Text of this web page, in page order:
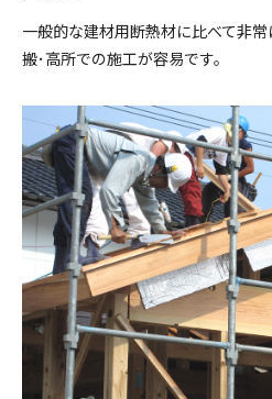
一般的な建材用断熱材に比べて非
搬･高所での施工が容易です。